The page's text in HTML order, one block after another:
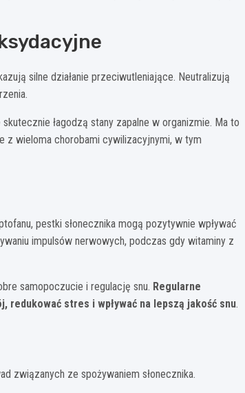
silne działanie przeciwutleniające. Neutralizują
łagodzą stany zapalne w organizmie. Ma to
z wieloma chorobami cywilizacyjnymi, w tym
pestki słonecznika mogą pozytywnie wpływać
impulsów nerwowych, podczas gdy witaminy z
samopoczucie i regulację snu. Regularne
redukować stres i wpływać na lepszą jakość snu.
związanych ze spożywaniem słonecznika.